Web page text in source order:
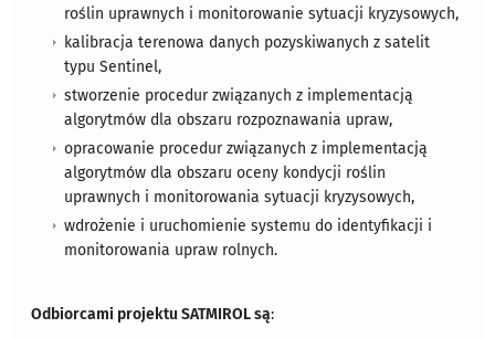
roślin uprawnych i monitorowanie sytuacji kryzysowych,
kalibracja terenowa danych pozyskiwanych z satelit
typu Sentinel,
stworzenie procedur związanych z implementacją
algorytmów dla obszaru rozpoznawania upraw,
opracowanie procedur związanych z implementacją
algorytmów dla obszaru oceny kondycji roślin
uprawnych i monitorowania sytuacji kryzysowych,
wdrożenie i uruchomienie systemu do identyfikacji i
monitorowania upraw rolnych.
Odbiorcami projektu SATMIROL są: